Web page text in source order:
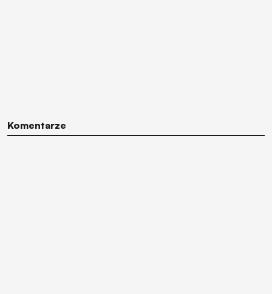
Komentarze